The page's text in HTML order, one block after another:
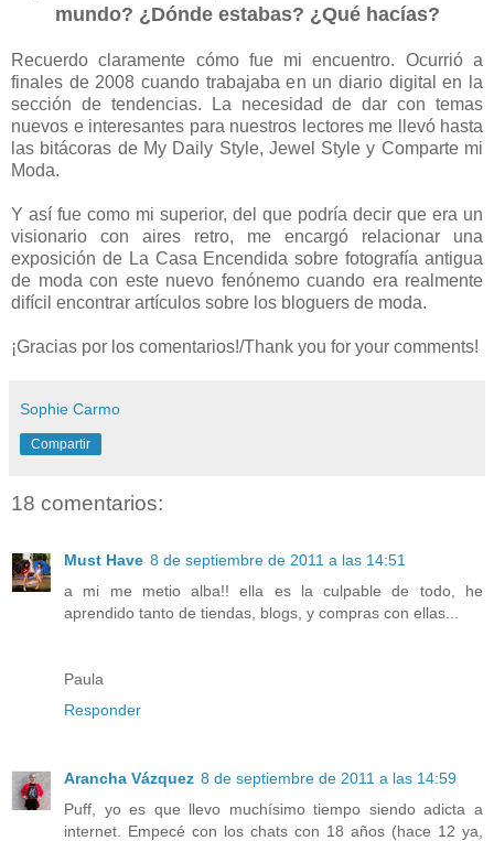
mundo? ¿Dónde estabas? ¿Qué hacías?
Recuerdo claramente cómo fue mi encuentro. Ocurrió a
finales de 2008 cuando trabajaba en un diario digital en la
sección de tendencias. La necesidad de dar con temas
nuevos e interesantes para nuestros lectores me llevó hasta
las bitácoras de My Daily Style, Jewel Style y Comparte mi
Moda.
Y así fue como mi superior, del que podría decir que era un
visionario con aires retro, me encargó relacionar una
exposición de La Casa Encendida sobre fotografía antigua
de moda con este nuevo fenónemo cuando era realmente
difícil encontrar artículos sobre los bloguers de moda.
¡Gracias por los comentarios!/Thank you for your comments!
Sophie Carmo
Compartir
18 comentarios:
Must Have 8 de septiembre de 2011 a las 14:51
a mi me metio alba!! ella es la culpable de todo, he
aprendido tanto de tiendas, blogs, y compras con ellas...
Paula
Responder
Arancha Vázquez 8 de septiembre de 2011 a las 14:59
Puff, yo es que llevo muchísimo tiempo siendo adicta a
internet. Empecé con los chats con 18 años (hace 12 ya,